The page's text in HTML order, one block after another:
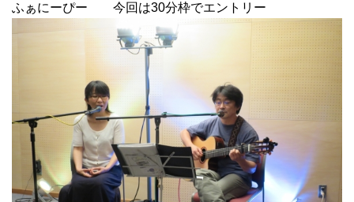
ふぁにーぴー 今回は30分枠でエントリー